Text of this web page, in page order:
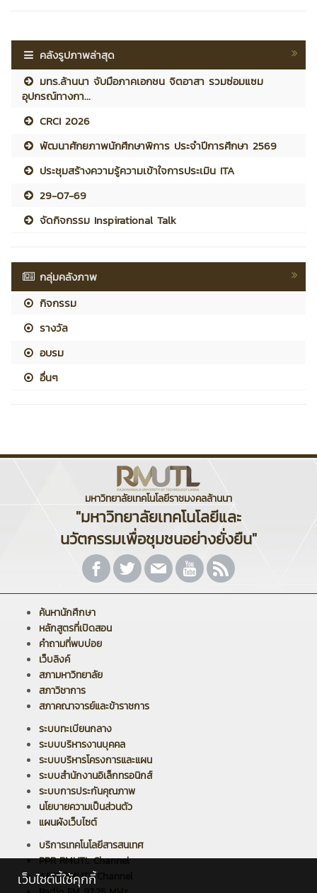
คลังรูปภาพล่าสุด
มทร.ล้านนา จับมือภาคเอกชน จิตอาสา รวมซ่อมแซม
อุปกรณ์ทางกา...
CRCI 2026
พัฒนาศักยภาพนักศึกษาพิการ ประจำปีการศึกษา 2569
ประชุมสร้างความรู้ความเข้าใจการประเมิน ITA
29-07-69
จัดกิจกรรม Inspirational Talk
กลุ่มคลังภาพ
กิจกรรม
รางวัล
อบรม
อื่นๆ
มหาวิทยาลัยเทคโนโลยีราชมงคลล้านนา
"มหาวิทยาลัยเทคโนโลยีและ
นวัตกรรมเพื่อชุมชนอย่างยั่งยืน"
ค้นหานักศึกษา
หลักสูตรที่เปิดสอน
คำถามที่พบบ่อย
เว็บลิงค์
สภามหาวิทยาลัย
สภาวิชาการ
สภาคณาจารย์และข้าราชการ
ระบบทะเบียนกลาง
ระบบบริหารงานบุคคล
ระบบบริหารโครงการและแผน
ระบบสำนักงานอิเล็กทรอนิกส์
ระบบการประกันคุณภาพ
นโยบายความเป็นส่วนตัว
แผนผังเว็บไซต์
บริการเทคโนโลยีสารสนเทศ
PPR RMUTL Channel
ARIT RMUTL Channel
เว็บไซต์นี้ใช้คุกกี้